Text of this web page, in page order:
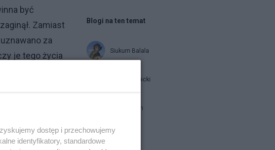
być
Zamiast
za
je tego życia
ciąży nie
(w niektórych
"prawo
USA) zezwalają
Blogi na ten temat
Siukum Balala
Jan Filip Libicki
brat Damian
Napisz notkę
dostęp i przechowujemy
identyfikatory, standardowe